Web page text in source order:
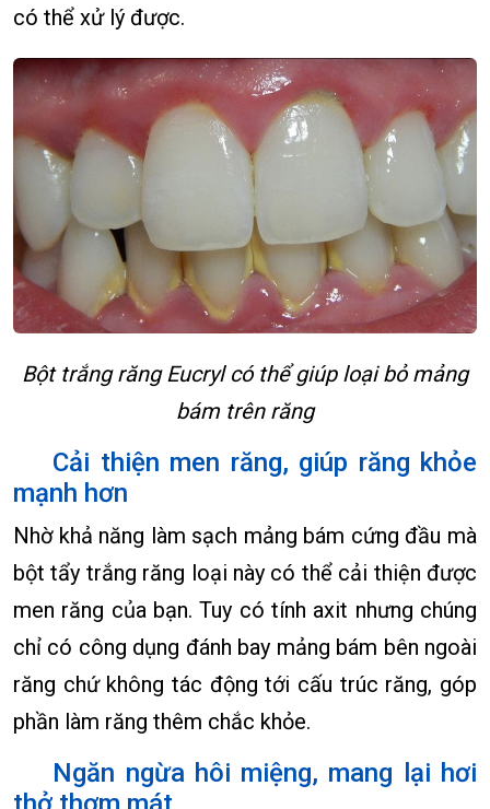
có thể xử lý được.
Bột trắng răng Eucryl có thể giúp loại bỏ mảng
bám trên răng
Cải thiện men răng, giúp răng khỏe
mạnh hơn
Nhờ khả năng làm sạch mảng bám cứng đầu mà
bột tẩy trắng răng loại này có thể cải thiện được
men răng của bạn. Tuy có tính axit nhưng chúng
chỉ có công dụng đánh bay mảng bám bên ngoài
răng chứ không tác động tới cấu trúc răng, góp
phần làm răng thêm chắc khỏe.
Ngăn ngừa hôi miệng, mang lại hơi